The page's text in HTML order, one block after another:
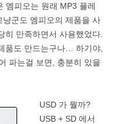
엠피오는 원래 MP3 플레
군도 엠피오의 제품을 사
히 만족하면서 사용했었다.
품도 만드는구나… 하기야,
파는걸 보면, 충분히 있을
USD 가 뭘까?
USB + SD 에서